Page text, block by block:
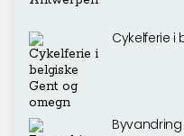
Cykelferie